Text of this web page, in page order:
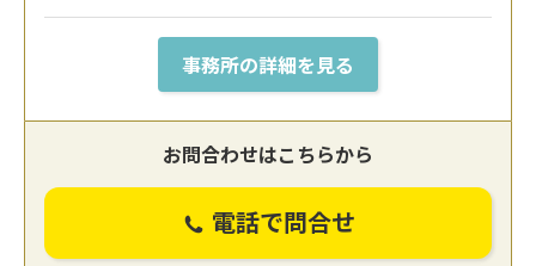
事務所の詳細を見る
お問合わせはこちらから
電話で問合せ